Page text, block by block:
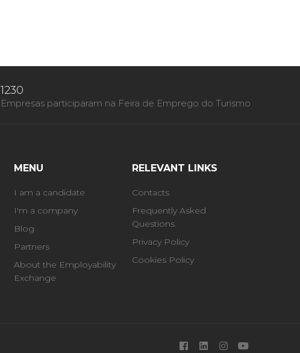
1230
Empresas participaram na Feira de Emprego do Turismo
MENU
I am a candidate
I'm a company
Blog
Partners
About the Employability
Exchange
RELEVANT LINKS
Contacts
Frequently Asked
Questions
Privacy Policy
Cookies Policy